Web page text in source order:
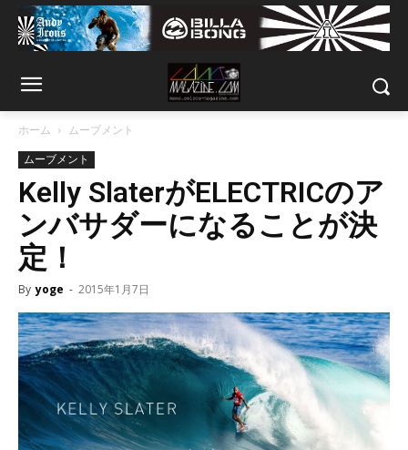
ホーム
ムーブメント
ムーブメント
Kelly SlaterがELECTRICのア
ンバサダーになることが決
定！
By yoge - 2015年1月7日